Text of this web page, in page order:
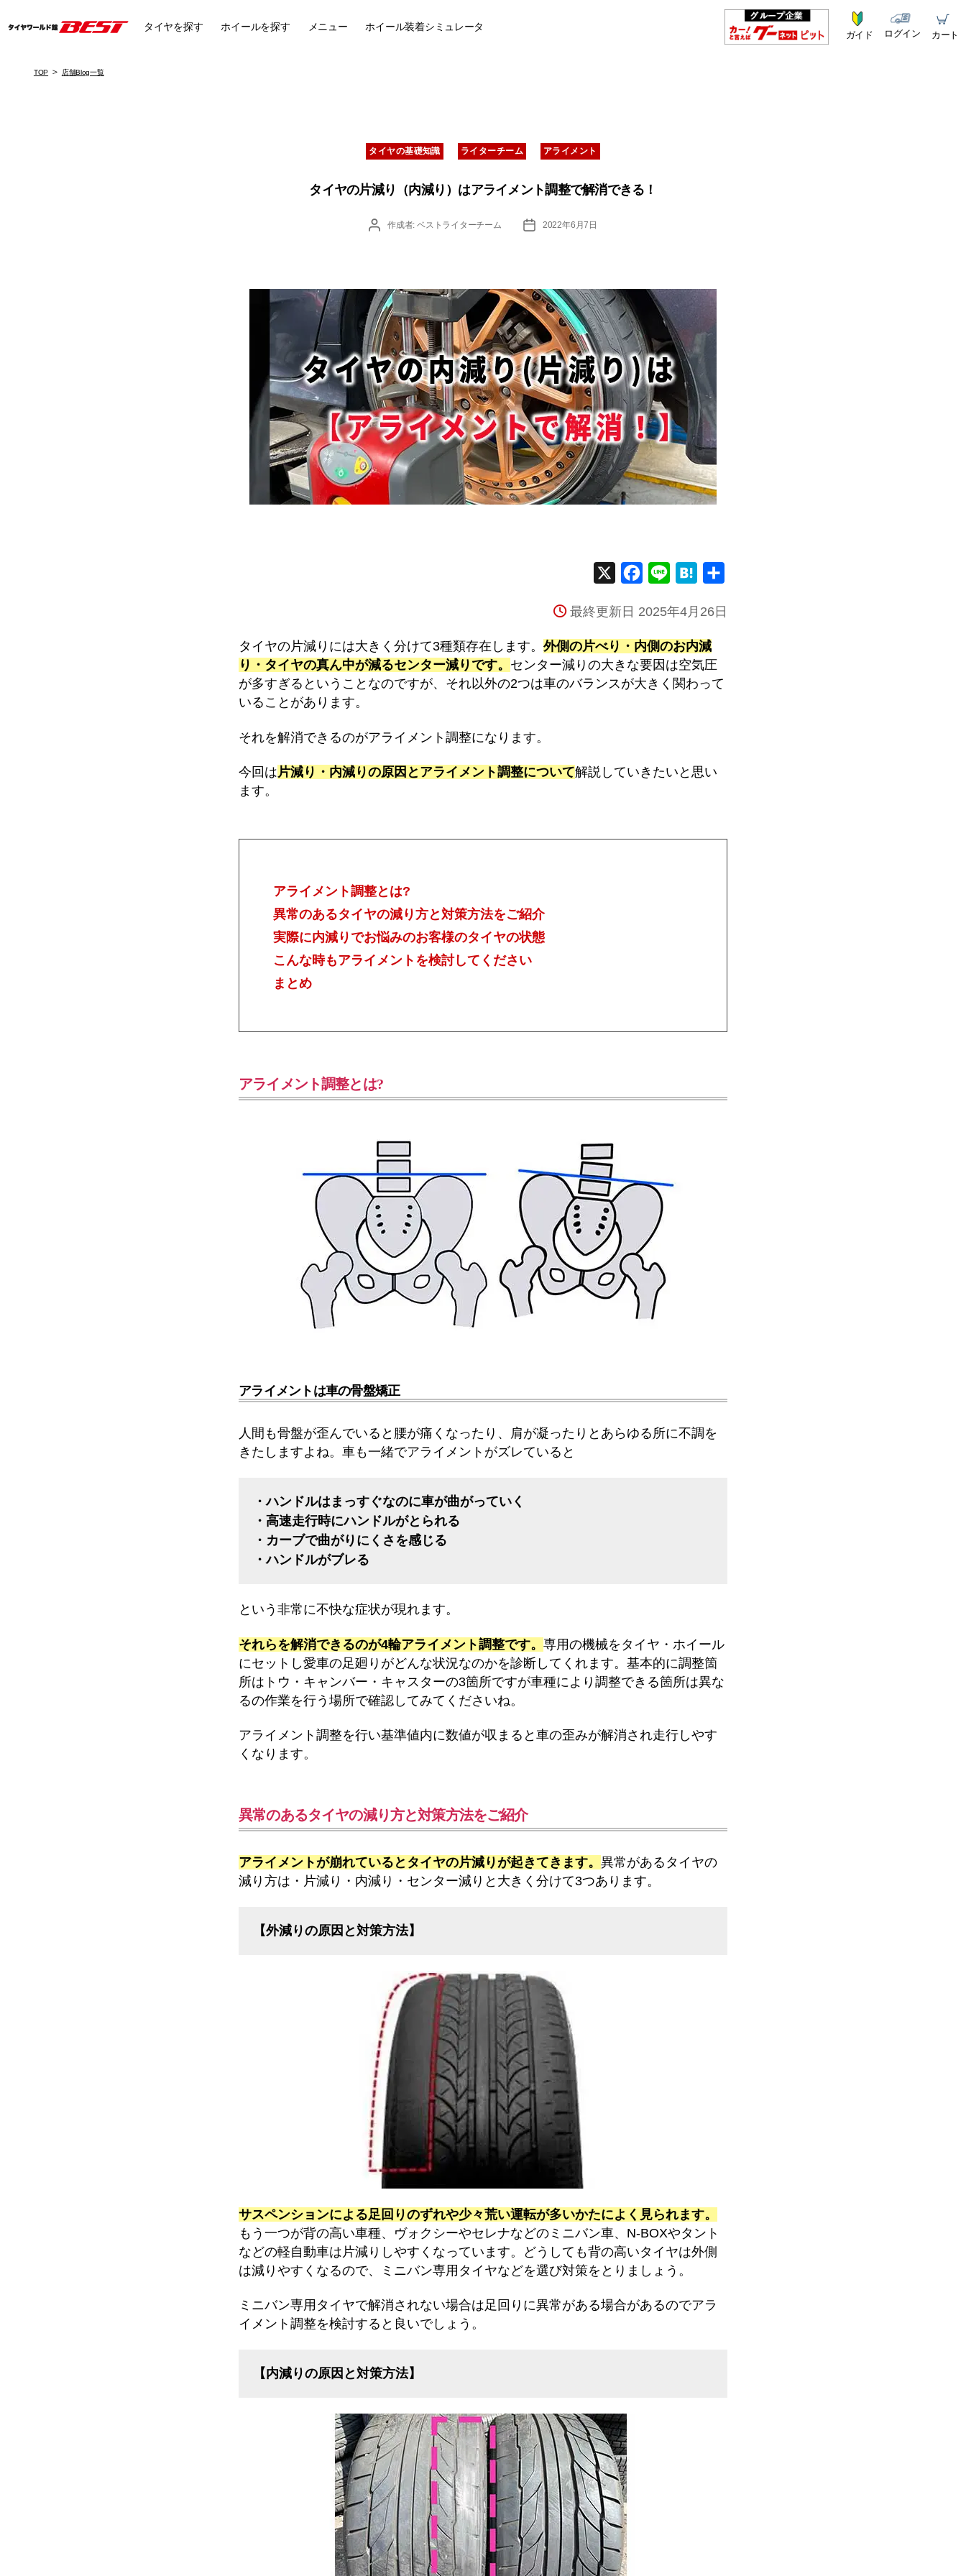
タイヤを探す ホイールを探す メニュー ホイール装着シミュレータ
ガイド ログイン カート
TOP 店舗Blog一覧
カ
テ
ー
タイヤの基礎知識 ライターチーム アライメント
タイヤの片減り（内減り）はアライメント調整で解消できる！
投
作成者: ベストライターチーム
投
2022年6月7日
c
e
b
o
n
e
e
n
a
最終更新日 2025年4月26日
タイヤの片減りには大きく分けて3種類存在します。 外側の片べり・内側のお内減
り・タイヤの真ん中が減るセンター減りです。 センター減りの大きな要因は空気圧
が多すぎるということなのですが、それ以外の2つは車のバランスが大きく関わって
いることがあります。
それを解消できるのがアライメント調整になります。
今回は片減り・内減りの原因とアライメント調整について解説していきたいと思い
ます。
アライメント調整とは?
異常のあるタイヤの減り方と対策方法をご紹介
実際に内減りでお悩みのお客様のタイヤの状態
こんな時もアライメントを検討してください
まとめ
アライメント調整とは?
アライメントは車の骨盤矯正
人間も骨盤が歪んでいると腰が痛くなったり、肩が凝ったりとあらゆる所に不調を
きたしますよね。車も一緒でアライメントがズレていると
・ハンドルはまっすぐなのに車が曲がっていく
・高速走行時にハンドルがとられる
・カーブで曲がりにくさを感じる
・ハンドルがブレる
という非常に不快な症状が現れます。
それらを解消できるのが4輪アライメント調整です。 専用の機械をタイヤ・ホイール
にセットし愛車の足廻りがどんな状況なのかを診断してくれます。基本的に調整箇
所はトウ・キャンバー・キャスターの3箇所ですが車種により調整できる箇所は異な
るの作業を行う場所で確認してみてくださいね。
アライメント調整を行い基準値内に数値が収まると車の歪みが解消され走行しやす
くなります。
異常のあるタイヤの減り方と対策方法をご紹介
アライメントが崩れているとタイヤの片減りが起きてきます。 異常があるタイヤの
減り方は・片減り・内減り・センター減りと大きく分けて3つあります。
【外減りの原因と対策方法】
サスペンションによる足回りのずれや少々荒い運転が多いかたによく見られます。
もう一つが背の高い車種、ヴォクシーやセレナなどのミニバン車、N-BOXやタント
などの軽自動車は片減りしやすくなっています。どうしても背の高いタイヤは外側
は減りやすくなるので、ミニバン専用タイヤなどを選び対策をとりましょう。
ミニバン専用タイヤで解消されない場合は足回りに異常がある場合があるのでアラ
イメント調整を検討すると良いでしょう。
【内減りの原因と対策方法】